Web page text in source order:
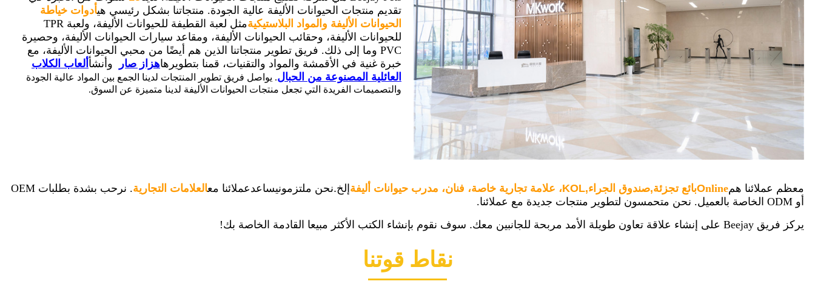
تقديم منتجات الحيوانات الأليفة عالية الجودة. منتجاتنا بشكل رئيسي هيأدوات خياطة
الحيوانات الأليفة والمواد البلاستيكية
مثل لعبة القطيفة للحيوانات الأليفة، ولعبة TPR
للحيوانات الأليفة، وحقائب الحيوانات الأليفة، ومقاعد سيارات الحيوانات الأليفة، وحصيرة
PVC وما إلى ذلك. فريق تطوير منتجاتنا الذين هم أيضًا من محبي الحيوانات الأليفة، مع
خبرة غنية في الأقمشة والمواد والتقنيات، قمنا بتطويرهاهزاز صار وأنشأ ألعاب الكلاب
العائلية المصنوعة من الحبال. يواصل فريق تطوير المنتجات لدينا الجمع بين المواد عالية الجودة
والتصميمات الفريدة التي تجعل منتجات الحيوانات الأليفة لدينا متميزة عن السوق.
معظم عملائنا هم Online بائع تجزئة,صندوق الجراء,KOL، علامة تجارية خاصة، فنان، مدرب حيوانات أليفة إلخ.نحن ملتزمونيساعدعملائنا معالعلامات التجارية
. نرحب بشدة بطلبات OEM
أو ODM الخاصة بالعميل. نحن متحمسون لتطوير منتجات جديدة مع عملائنا.
يركز فريق Beejay على إنشاء علاقة تعاون طويلة الأمد مربحة للجانبين معك
. سوف نقوم بإنشاء الكتب الأكثر مبيعا القادمة الخاصة بك!
نقاط قوتنا